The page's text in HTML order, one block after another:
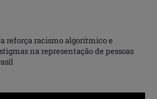
reforça racismo algorítmico e
na representação de pessoas